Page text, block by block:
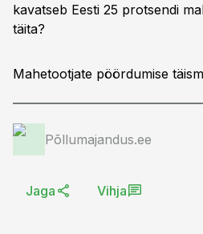
kavatseb Eesti 25 protsendi
täita?
Mahetootjate pöördumise
Põllumajandus.ee
Jaga Vihja